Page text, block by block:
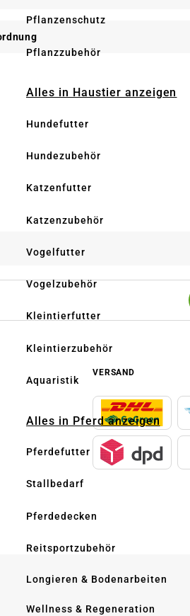
Pflanzenschutz
Pflanzzubehör
Alles in Haustier anzeigen
Hundefutter
Hundezubehör
Katzenfutter
Katzenzubehör
Vogelfutter
Vogelzubehör
Kleintierfutter
Kleintierzubehör
Aquaristik
Alles in Pferd anzeigen
Pferdefutter
Stallbedarf
Pferdedecken
Reitsportzubehör
Longieren & Bodenarbeiten
Wellness & Regeneration
VERSAND